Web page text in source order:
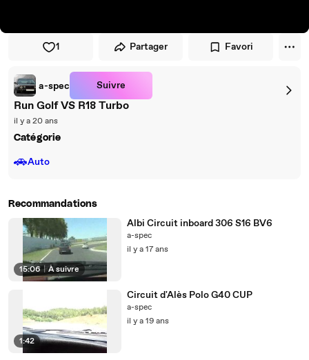
1 Partager Favori
a-spec Suivre
Run Golf VS R18 Turbo
il y a 20 ans
Catégorie
🚗Auto
Recommandations
15:06 | À suivre
Albi Circuit inboard 306 S16 BV6
a-spec
il y a 17 ans
1:42
Circuit d'Alès Polo G40 CUP
a-spec
il y a 19 ans